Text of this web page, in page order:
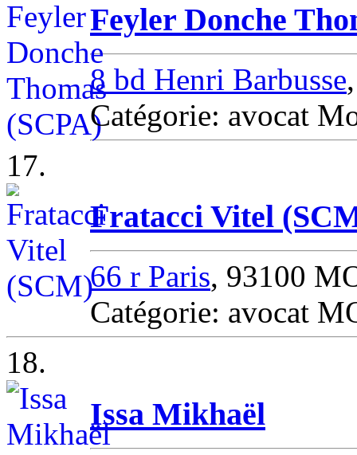
Feyler Donche
8 bd Henri Barbusse
Catégorie: avocat
17.
Fratacci Vitel
66 r Paris, 93100
Catégorie: avocat
18.
Issa Mikhaël